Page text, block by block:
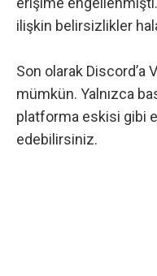
ilişkin belirsizlikler
Son olarak Discord’a
mümkün. Yalnızca
platforma eskisi gibi
edebilirsiniz.